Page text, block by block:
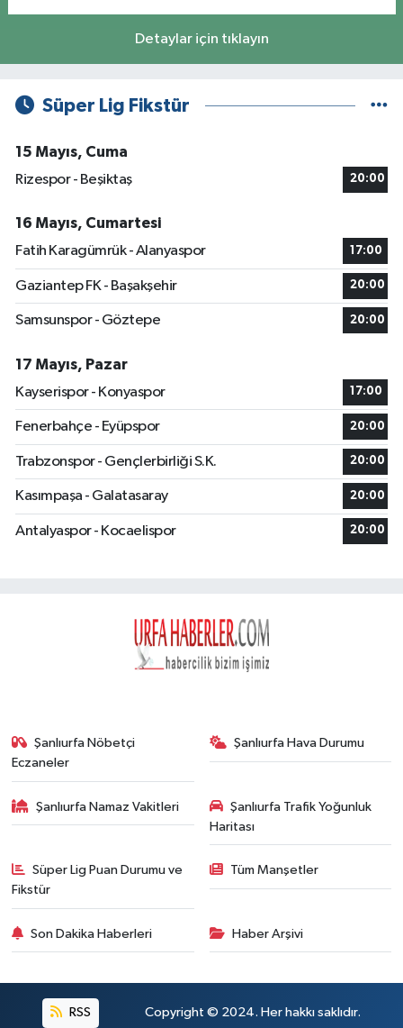
Detaylar için tıklayın
Süper Lig Fikstür
15 Mayıs, Cuma
Rizespor - Beşiktaş
20:00
16 Mayıs, Cumartesi
Fatih Karagümrük - Alanyaspor
17:00
Gaziantep FK - Başakşehir 20:00
Samsunspor - Göztepe 20:00
17 Mayıs, Pazar
Kayserispor - Konyaspor
17:00
Fenerbahçe - Eyüpspor 20:00
Trabzonspor - Gençlerbirliği S.K. 20:00
Kasımpaşa - Galatasaray 20:00
Antalyaspor - Kocaelispor 20:00
Şanlıurfa Nöbetçi
Eczaneler
Şanlıurfa Hava Durumu
Şanlıurfa Namaz Vakitleri
Şanlıurfa Trafik Yoğunluk
Haritası
Süper Lig Puan Durumu ve
Fikstür
Tüm Manşetler
Son Dakika Haberleri Haber Arşivi
RSS Copyright © 2024. Her hakkı saklıdır.